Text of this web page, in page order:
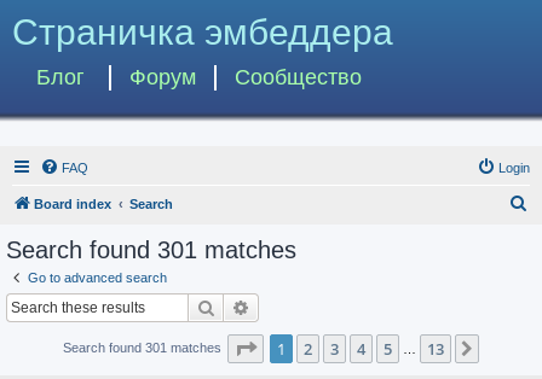
Страничка эмбеддера
Блог Форум Сообщество
FAQ Login
Board index Search
Search found 301 matches
Go to advanced search
Search
Search found 301 matches Page 1of 13
1 2 3 4 5 13